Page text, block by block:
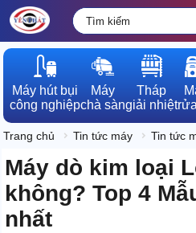
Máy hút bụi
công nghiệp
Máy
chà sàn
Tháp
giải nhiệt
Trang chủ Tin tức máy Tin tức
Máy dò kim loại
không? Top 4
nhất